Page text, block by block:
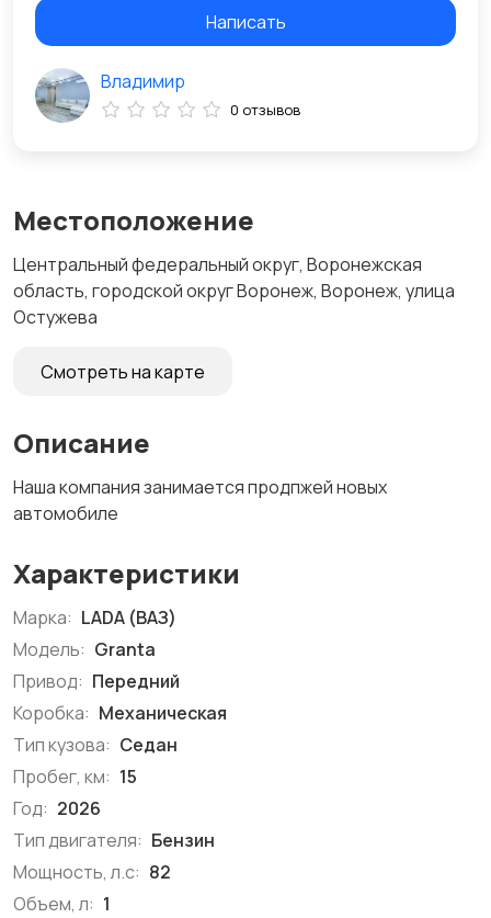
Местоположение
Центральный федеральный округ, Воронежская
область, городской округ Воронеж, Воронеж, улица
Остужева
Смотреть на карте
Описание
Наша компания занимается продпжей новых
автомобиле
Характеристики
Марка: LADA (ВАЗ)
Модель: Granta
Привод: Передний
Коробка: Механическая
Тип кузова: Седан
Пробег, км: 15
Год: 2026
Тип двигателя: Бензин
Мощность, л.с: 82
Объем, л: 1
Написать
Владимир
0 отзывов